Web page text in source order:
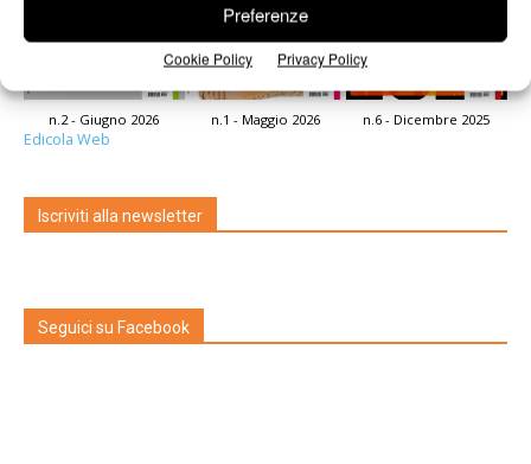
Preferenze
Cookie Policy Privacy Policy
n.2 - Giugno 2026 n.1 - Maggio 2026 n.6 - Dicembre 2025
Edicola Web
Iscriviti alla newsletter
Seguici su Facebook